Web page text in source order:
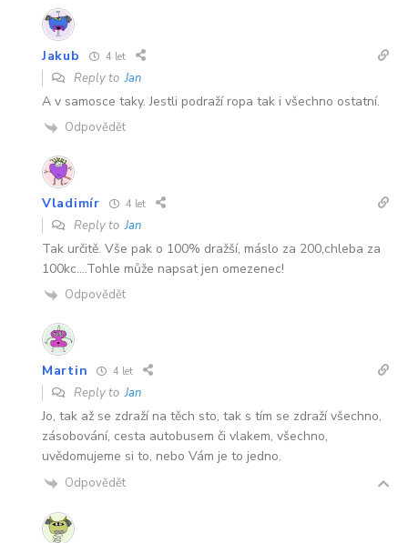
Jakub 4 let
Reply toJan
A v samosce taky. Jestli podraží ropa tak i všechno ostatní.
Odpovědět
Vladimír 4 let
Reply toJan
Tak určitě. Vše pak o 100% dražší, máslo za 200,chleba za
100kc….Tohle může napsat jen omezenec!
Odpovědět
Martin 4 let
Reply toJan
Jo, tak až se zdraží na těch sto, tak s tím se zdraží všechno,
zásobování, cesta autobusem či vlakem, všechno,
uvědomujeme si to, nebo Vám je to jedno.
Odpovědět